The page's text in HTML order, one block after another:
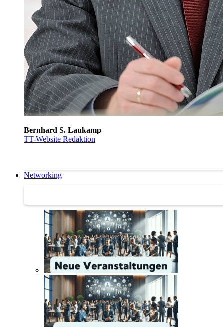
Bernhard S. Laukamp
TT-Website Redaktion
Networking